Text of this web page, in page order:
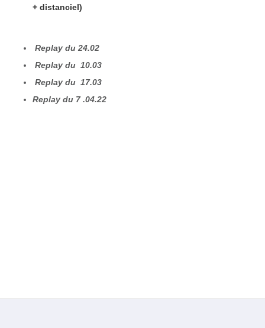
+ distanciel)
Replay du 24.02
Replay du 10.03
Replay du 17.03
Replay du 7 .04.22